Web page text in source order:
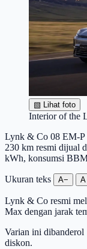
▧ Lihat foto
Interior of the
Lynk & Co 08 EM-P
230 km resmi dijual
kWh, konsumsi
Ukuran teks A− A
Lynk & Co resmi
Max dengan jarak
Varian ini dibanderol
diskon.